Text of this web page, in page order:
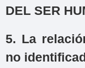
DEL SER
5. La
no